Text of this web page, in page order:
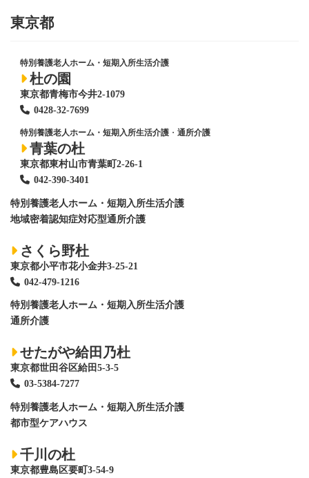
東京都
特別養護老人ホーム・短期入所生活介護
杜の園
東京都青梅市今井2-1079
0428-32-7699
特別養護老人ホーム・短期入所生活介護 ・ 通所介護
青葉の杜
東京都東村山市青葉町2-26-1
042-390-3401
特別養護老人ホーム ・短期入所生活介護
地域密着認知症対応型通所介護
さくら野杜
東京都小平市花小金井3-25-21
042-479-1216
特別養護老人ホーム ・短期入所生活介護
通所介護
せたがや給田乃杜
東京都世田谷区給田5-3-5
03-5384-7277
特別養護老人ホーム ・短期入所生活介護
都市型ケアハウス
千川の杜
東京都豊島区要町3-54-9